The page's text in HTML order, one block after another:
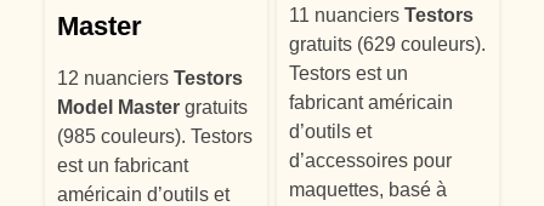
Master
12 nuanciersTestors
Model Master gratuits
(985 couleurs). Testors
est un fabricant
américain d’outils et
11 nuanciers Testors
gratuits (629 couleurs).
Testors est un
fabricant américain
d’outils et
d’accessoires pour
maquettes, basé à